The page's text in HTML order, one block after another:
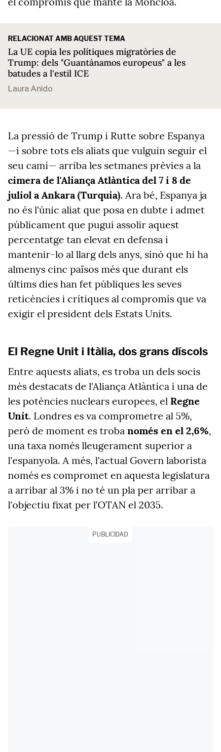
RELACIONAT AMB AQUEST TEMA
La UE copia les polítiques migratòries de
Trump: dels "Guantánamos europeus" a les
batudes a l'estil ICE
Laura Anido
La pressió de Trump i Rutte sobre Espanya
—i sobre tots els aliats que vulguin seguir el
seu camí— arriba les setmanes prèvies a la
cimera de l'Aliança Atlàntica del 7 i 8 de
juliol a Ankara (Turquia). Ara bé, Espanya ja
no és l'únic aliat que posa en dubte i admet
públicament que pugui assolir aquest
percentatge tan elevat en defensa i
mantenir-lo al llarg dels anys, sinó que hi ha
almenys cinc països més que durant els
últims dies han fet públiques les seves
reticències i crítiques al compromís que va
exigir el president dels Estats Units.
El Regne Unit i Itàlia, dos grans díscols
Entre aquests aliats, es troba un dels socis
més destacats de l'Aliança Atlàntica i una de
les potències nuclears europees, el Regne
Unit. Londres es va comprometre al 5%,
però de moment es troba només en el 2,6%,
una taxa només lleugerament superior a
l'espanyola. A més, l'actual Govern laborista
només es compromet en aquesta legislatura
a arribar al 3% i no té un pla per arribar a
l'objectiu fixat per l'OTAN el 2035.
PUBLICIDAD